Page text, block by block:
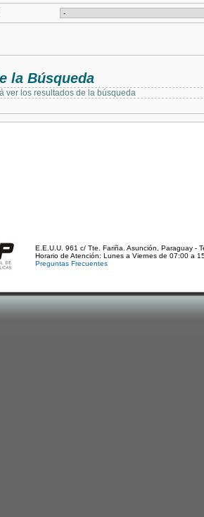
la Búsqueda
ver los resultados de la búsqueda
E.E.U.U. 961 c/ Tte. Fariña. Asunción, Paraguay -
Horario de Atención: Lunes a Viernes de 07:00 a
Preguntas Frecuentes